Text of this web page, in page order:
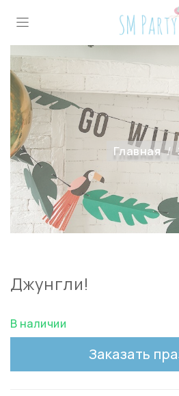
Главная
Джунгли!
В наличии
Заказать